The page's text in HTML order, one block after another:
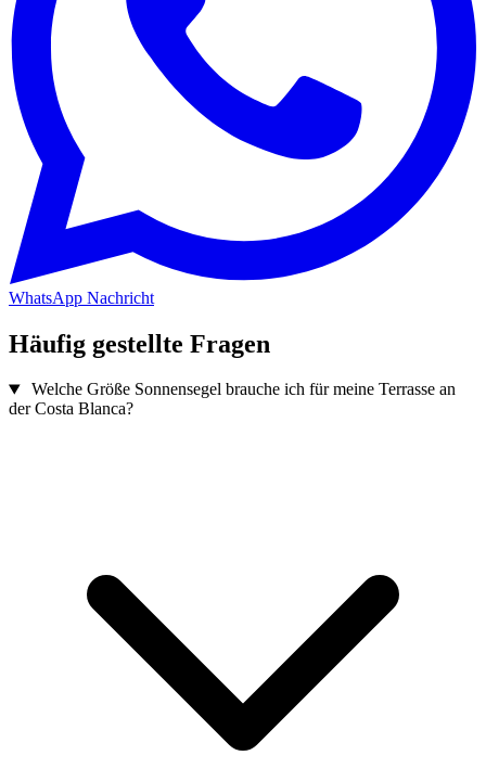
WhatsApp Nachricht
Häufig gestellte Fragen
Welche Größe Sonnensegel brauche ich für meine Terrasse an
der Costa Blanca?